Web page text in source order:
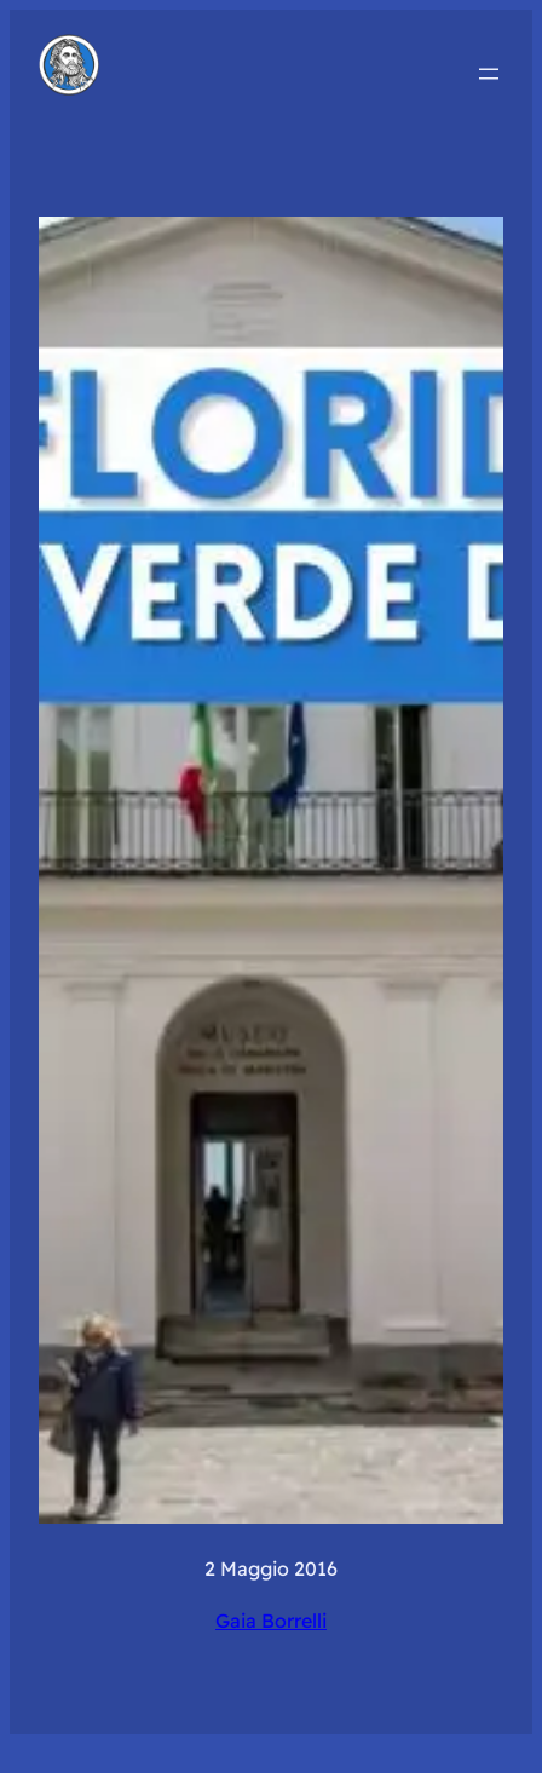
2 Maggio 2016
Gaia Borrelli